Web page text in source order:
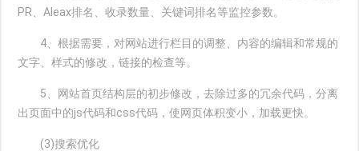
PR、Aleax排名、收录数量、关键词排名等监控参数。
4、根据需要，对网站进行栏目的调整、内容的编辑和常规的
文字、样式的修改，链接的检查等。
5、网站首页结构层的初步修改，去除过多的冗余代码，分离
出页面中的js代码和css代码，使网页体积变小，加载更快。
(3)搜索优化